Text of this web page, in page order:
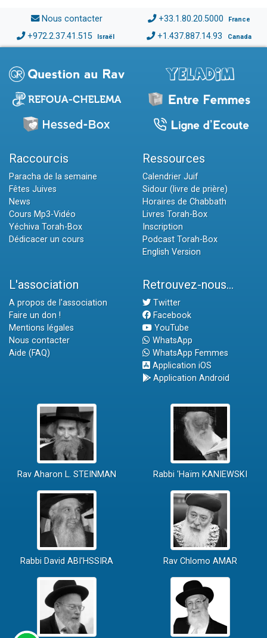
Nous contacter +33.1.80.20.5000 France
+972.2.37.41.515 Israël +1.437.887.14.93 Canada
Raccourcis
Paracha de la semaine
Fêtes Juives
News
Cours Mp3-Vidéo
Yéchiva Torah-Box
Dédicacer un cours
Ressources
Calendrier Juif
Sidour (livre de prière)
Horaires de Chabbath
Livres Torah-Box
Inscription
Podcast Torah-Box
English Version
L'association
A propos de l'association
Faire un don !
Mentions légales
Nous contacter
Aide (FAQ)
Retrouvez-nous...
Twitter
Facebook
YouTube
WhatsApp
WhatsApp Femmes
Application iOS
Application Android
Rav Aharon L. STEINMAN Rabbi 'Haïm KANIEWSKI
Rabbi David ABI'HSSIRA Rav Chlomo AMAR